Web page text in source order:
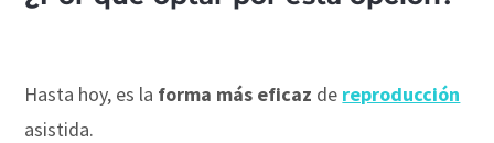
Hasta hoy, es la forma más eficaz de reproducción
asistida.